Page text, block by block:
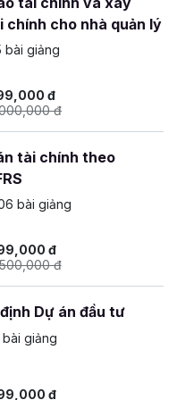
chính cho nhà quản lý
bài giảng
đ
đ
tài chính theo
bài giảng
đ
đ
Dự án đầu tư
bài giảng
đ